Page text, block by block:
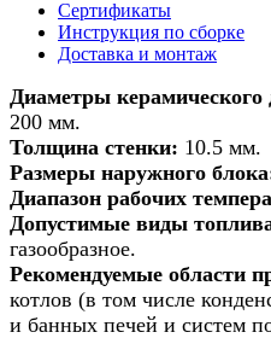
печи/
печи/
камина/
котла
d
180мм
h
13м
Сертификаты
Инструкция по сборке
Доставка и монтаж
Диаметры керамического
200 мм.
Толщина стенки: 10.5 мм.
Размеры наружного
Диапазон рабочих
Допустимые виды
газообразное.
Рекомендуемые области
котлов (в том числе
и банных печей и систем